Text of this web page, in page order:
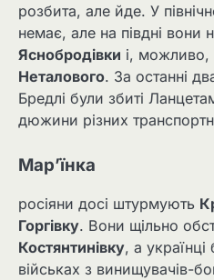
розбита, але йде. У
немає, але на півдні
Яснобродівки і, можливо,
Неталового. За останні
Бредлі були збиті
дюжини різних
Мар’їнка
росіяни досі штурмують
Горгівку. Вони щільно
Костянтинівку, а
військах з винищувачів-